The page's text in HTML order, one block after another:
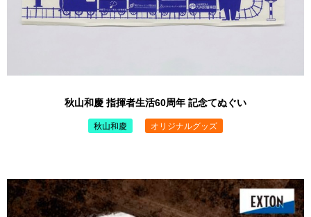
秋山和慶 指揮者生活60周年 記念てぬぐい
秋山和慶
オリジナルグッズ